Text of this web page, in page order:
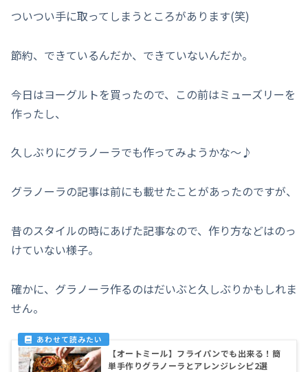
ついつい手に取ってしまうところがあります(笑)
節約、できているんだか、できていないんだか。
今日はヨーグルトを買ったので、この前はミューズリーを
作ったし、
久しぶりにグラノーラでも作ってみようかな～♪
グラノーラの記事は前にも載せたことがあったのですが、
昔のスタイルの時にあげた記事なので、作り方などはのっ
けていない様子。
確かに、グラノーラ作るのはだいぶと久しぶりかもしれま
せん。
【オートミール】フライパンでも出来る！簡
単手作りグラノーラとアレンジレシピ2選